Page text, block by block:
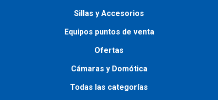
Sillas y Accesorios
Equipos puntos de venta
Ofertas
Cámaras y Domótica
Todas las categorías